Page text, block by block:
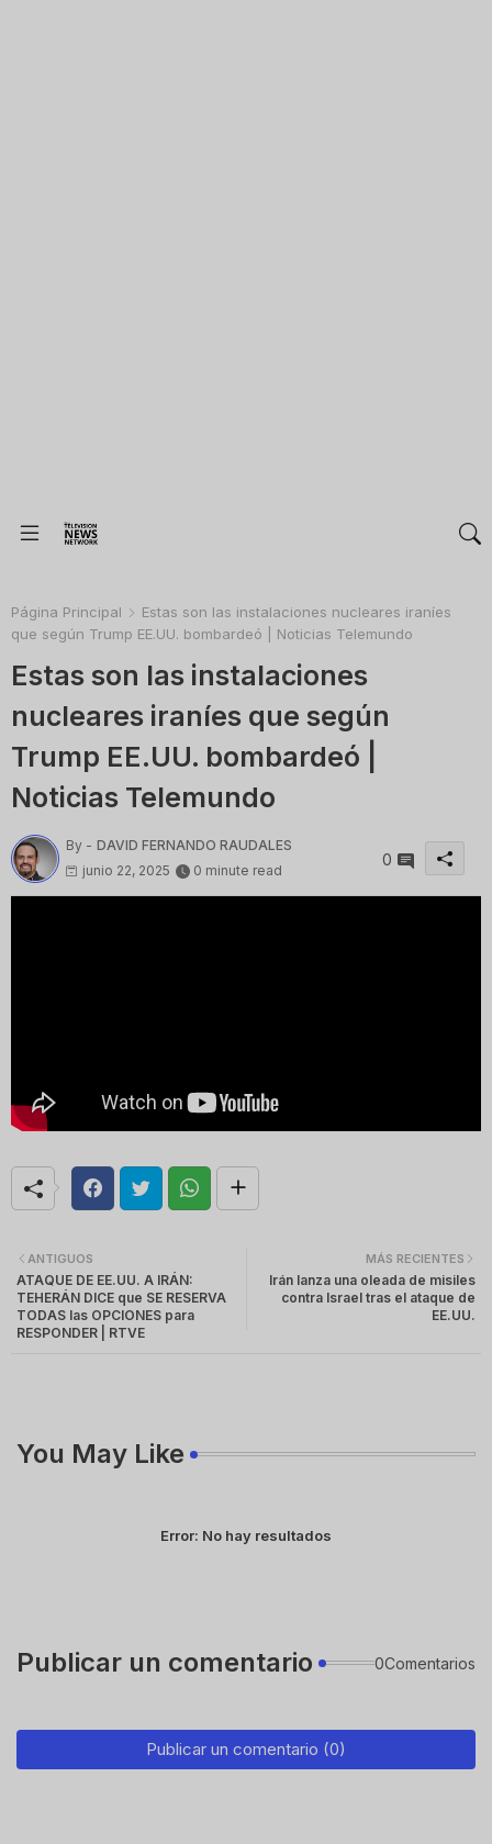
Página Principal
Estas son las instalaciones nucleares iraníes
que según Trump EE.UU. bombardeó | Noticias Telemundo
Estas son las instalaciones
nucleares iraníes que según
Trump EE.UU. bombardeó |
Noticias Telemundo
By - DAVID FERNANDO RAUDALES
junio 22, 2025
0 minute read
0
MÁS RECIENTES
Irán lanza una oleada de misiles
contra Israel tras el ataque de
EE.UU.
ANTIGUOS
ATAQUE DE EE.UU. A IRÁN:
TEHERÁN DICE que SE RESERVA
TODAS las OPCIONES para
RESPONDER | RTVE
You May Like
Error: No hay resultados
Publicar un comentario 0Comentarios
Publicar un comentario (0)